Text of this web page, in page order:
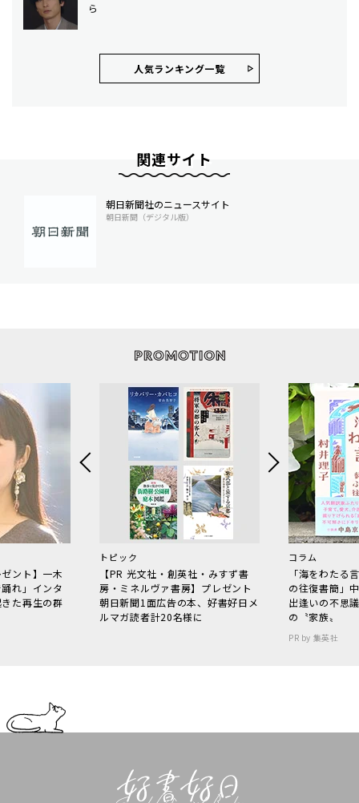
ら
人気ランキング⼀覧
関連サイト
朝日新聞社のニュースサイト
朝日新聞（デジタル版）
ント】一木
れ」インタ
た再生の群
トピック
【PR 光文社・創英社・みすず書
房・ミネルヴァ書房】プレゼント
朝日新聞1面広告の本、好書好日メ
ルマガ読者計20名様に
コラム
「海をわた
の往復書簡」
出逢いの不思
の〝家族〟
PR by 集英社